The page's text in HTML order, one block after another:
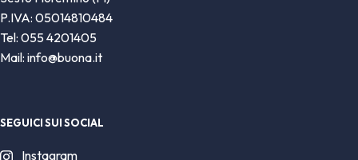
P.IVA: 05014810484
Tel: 055 4201405
Mail: info@buona.it
SEGUICI SUI SOCIAL
Instagram